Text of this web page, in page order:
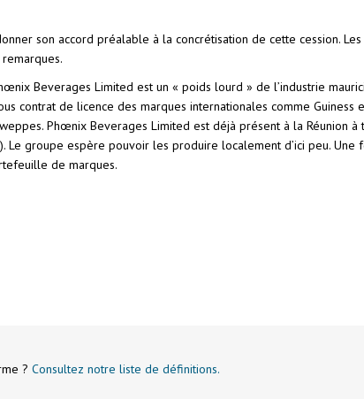
son accord préalable à la concrétisation de cette cession.
Beverages Limited est un « poids lourd » de l’industrie
contrat de licence des marques internationales comme Guiness
Phœnix Beverages Limited est déjà présent à la Réunion
groupe espère pouvoir les produire localement d’ici peu. Une
de marques.
? Consultez notre liste de définitions.